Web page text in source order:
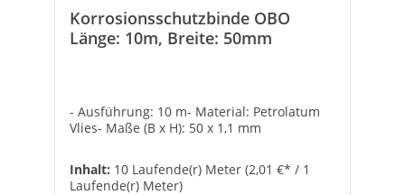
Korrosionsschutzbinde OBO
Länge: 10m, Breite: 50mm
- Ausführung: 10 m- Material: Petrolatum
Vlies- Maße (B x H): 50 x 1,1 mm
Inhalt: 10 Laufende(r) Meter (2,01 €* / 1
Laufende(r) Meter)